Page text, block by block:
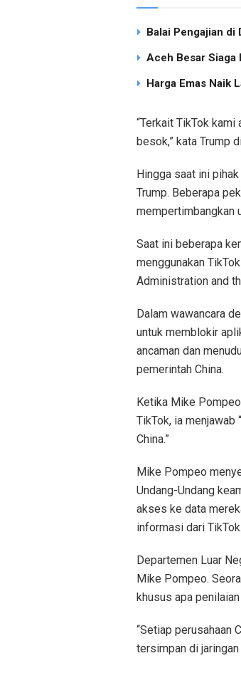
Balai Pengajian di
Aceh Besar Siaga
Harga Emas Naik
“Terkait TikTok kami
besok,” kata Trump
Hingga saat ini
Trump. Beberapa
mempertimbangkan
Saat ini beberapa
menggunakan
Administration and
Dalam wawancara
untuk memblokir
ancaman dan
pemerintah China.
Ketika Mike
TikTok, ia menjawab
China.”
Mike Pompeo
Undang-Undang
akses ke data
informasi dari TikTok.
Departemen Luar
Mike Pompeo.
khusus apa
“Setiap perusahaan
tersimpan di